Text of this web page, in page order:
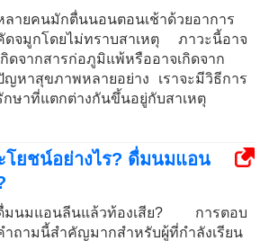
ลายคนมักตื่นนอนตอนเช้าด้วยอาการ
ดจมูกโดยไม่ทราบสาเหตุ ภาวะนี้อาจ
กิดจากสารก่อภูมิแพ้หรืออาจเกิดจาก
ญหาสุขภาพหลายอย่าง เราจะมีวิธีการ
กษาที่แตกต่างกันขึ้นอยู่กับสาเหตุ
ยชน์อย่างไร? ดื่มนมแอน
มนมแอนลีนแล้วท้องเสีย? การตอบ
ำถามนี้สำคัญมากสำหรับผู้ที่กำลังเรียน